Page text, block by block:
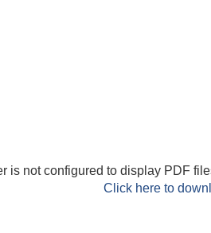
is not configured to display PDF
Click here to